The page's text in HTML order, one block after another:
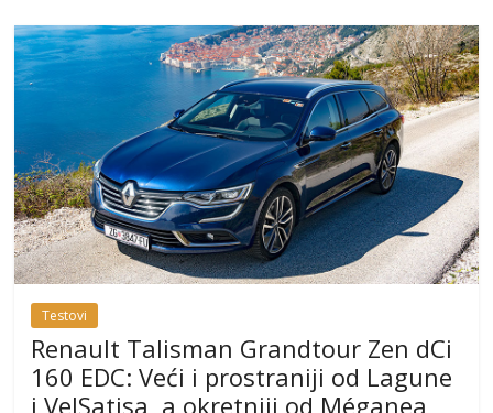
Testovi
Renault Talisman Grandtour Zen dCi
160 EDC: Veći i prostraniji od Lagune
i VelSatisa, a okretniji od Méganea